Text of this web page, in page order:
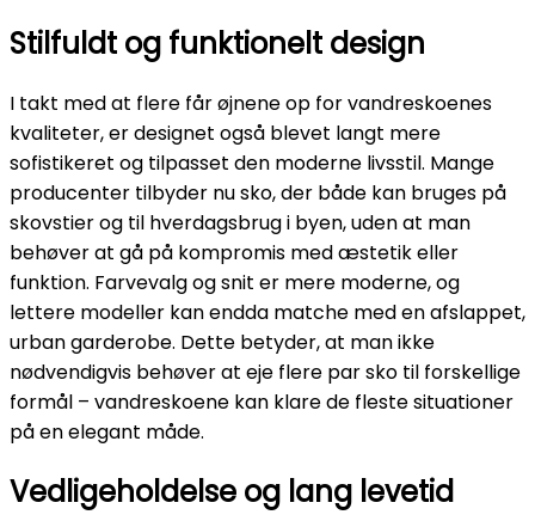
Stilfuldt og funktionelt design
I takt med at flere får øjnene op for vandreskoenes
kvaliteter, er designet også blevet langt mere
sofistikeret og tilpasset den moderne livsstil. Mange
producenter tilbyder nu sko, der både kan bruges på
skovstier og til hverdagsbrug i byen, uden at man
behøver at gå på kompromis med æstetik eller
funktion. Farvevalg og snit er mere moderne, og
lettere modeller kan endda matche med en afslappet,
urban garderobe. Dette betyder, at man ikke
nødvendigvis behøver at eje flere par sko til forskellige
formål – vandreskoene kan klare de fleste situationer
på en elegant måde.
Vedligeholdelse og lang levetid